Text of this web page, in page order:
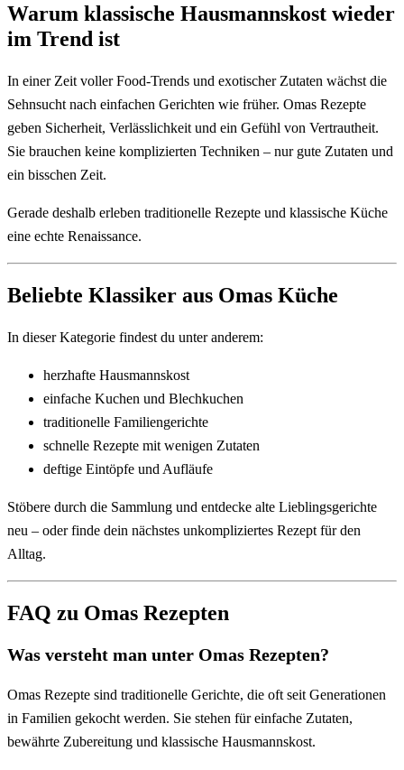
Warum klassische Hausmannskost wieder
im Trend ist
In einer Zeit voller Food-Trends und exotischer Zutaten wächst die
Sehnsucht nach einfachen Gerichten wie früher. Omas Rezepte
geben Sicherheit, Verlässlichkeit und ein Gefühl von Vertrautheit.
Sie brauchen keine komplizierten Techniken – nur gute Zutaten und
ein bisschen Zeit.
Gerade deshalb erleben traditionelle Rezepte und klassische Küche
eine echte Renaissance.
Beliebte Klassiker aus Omas Küche
In dieser Kategorie findest du unter anderem:
herzhafte Hausmannskost
einfache Kuchen und Blechkuchen
traditionelle Familiengerichte
schnelle Rezepte mit wenigen Zutaten
deftige Eintöpfe und Aufläufe
Stöbere durch die Sammlung und entdecke alte Lieblingsgerichte
neu – oder finde dein nächstes unkompliziertes Rezept für den
Alltag.
FAQ zu Omas Rezepten
Was versteht man unter Omas Rezepten?
Omas Rezepte sind traditionelle Gerichte, die oft seit Generationen
in Familien gekocht werden. Sie stehen für einfache Zutaten,
bewährte Zubereitung und klassische Hausmannskost.